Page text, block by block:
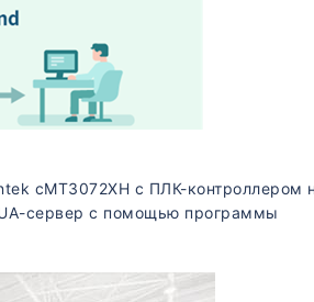
cMT3072XH с ПЛК-контроллером
UA-сервер с помощью программы